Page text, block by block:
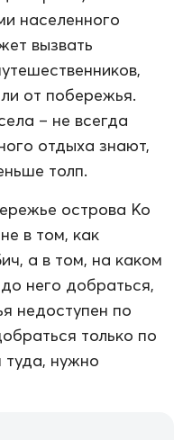
населенного
вызвать
от побережья.
– не всегда
отдыха знают,
толп.
острова Ко
в том, как
а в том, на каком
него добраться,
недоступен по
только по
нужно